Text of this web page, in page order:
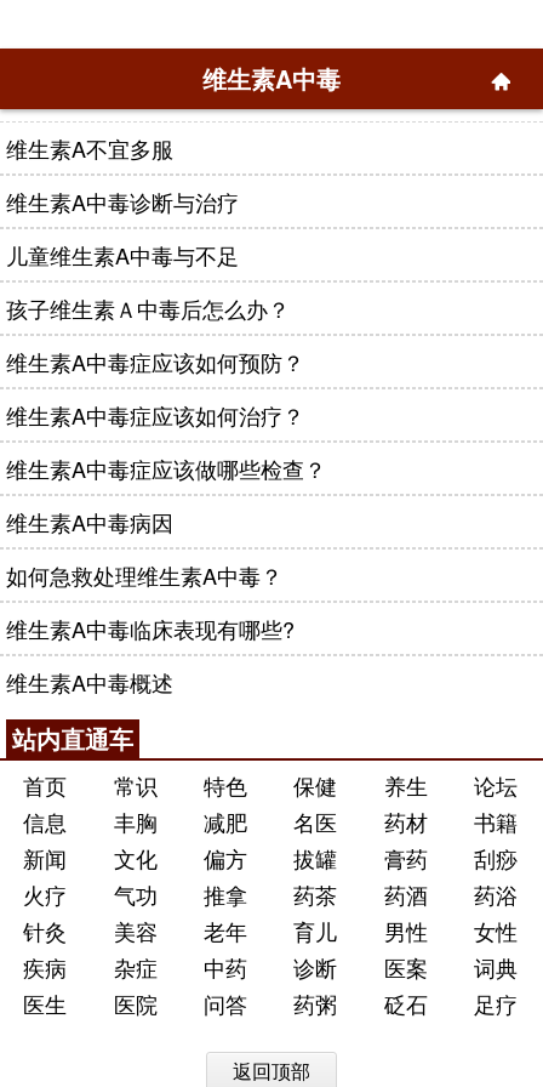
维生素A中毒
维生素A不宜多服
维生素A中毒诊断与治疗
儿童维生素A中毒与不足
孩子维生素Ａ中毒后怎么办？
维生素A中毒症应该如何预防？
维生素A中毒症应该如何治疗？
维生素A中毒症应该做哪些检查？
维生素A中毒病因
如何急救处理维生素A中毒？
维生素A中毒临床表现有哪些?
维生素A中毒概述
站内直通车
首页 常识 特色 保健 养生
论坛
信息
丰胸 减肥 名医 药材
书籍
新闻
文化 偏方 拔罐 膏药
刮痧
火疗
气功 推拿 药茶 药酒
药浴
针灸
美容 老年 育儿 男性
女性
疾病
杂症 中药 诊断 医案
词典
医生
医院 问答 药粥 砭石 足疗
返回顶部